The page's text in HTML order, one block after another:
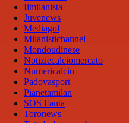
Ilmilanista
Juvenews
Mediagol
Milanistichannel
Mondoudinese
Notiziecalciomercato
Numericalcio
Padovasport
Pianetamilan
SOS Fanta
Toronews